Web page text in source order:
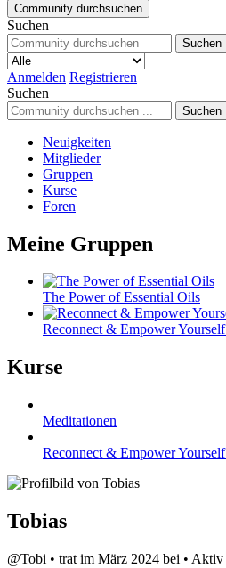
Community durchsuchen
Suchen
Suchen
Anmelden Registrieren
Suchen
Suchen
Neuigkeiten
Mitglieder
Gruppen
Kurse
Foren
Meine Gruppen
The Power of Essential Oils
Reconnect & Empower
Kurse
Meditationen
Reconnect & Empower
Tobias
@Tobi • trat im März 2024 bei • Aktiv